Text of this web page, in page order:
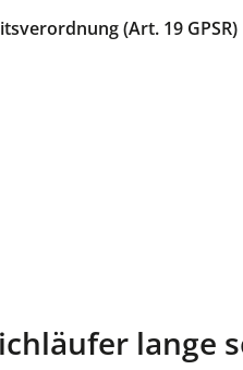
(Art. 19 GPSR)
lange